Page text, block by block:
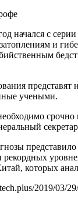
начался с
и
учеными.
рекордных
которых
2019/03/